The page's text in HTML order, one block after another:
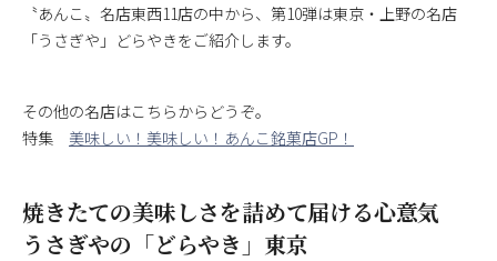
〝あんこ〟名店東西11店の中から、第10弾は東京・上野の名店
「うさぎや」どらやきをご紹介します。
その他の名店はこちらからどうぞ。
特集 美味しい！美味しい！あんこ銘菓店GP！
焼きたての美味しさを詰めて届ける心意気
うさぎやの「どらやき」東京